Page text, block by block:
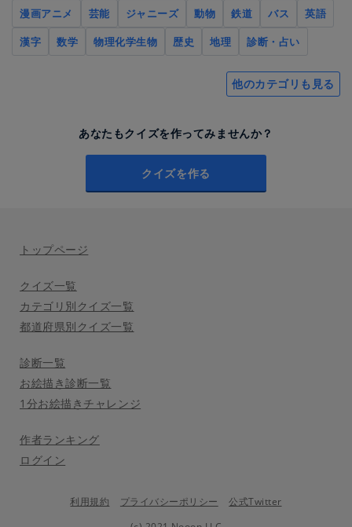
漫画アニメ
芸能 ジャニーズ 動物 鉄道 バス
英語
漢字
数学 物理化学生物 歴史 地理 診断・占い
他のカテゴリも見る
あなたもクイズを作ってみませんか？
クイズを作る
トップページ
クイズ一覧
カテゴリ別クイズ一覧
都道府県別クイズ一覧
診断一覧
お絵描き診断一覧
1分お絵描きチャレンジ
作者ランキング
ログイン
利用規約 プライバシーポリシー
公式Twitter